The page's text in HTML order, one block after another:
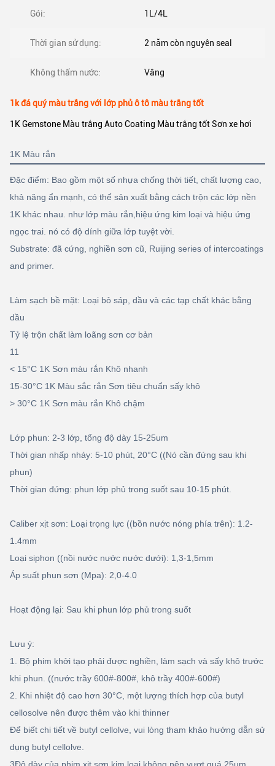
Gói: 1L/4L
Thời gian sử dụng: 2 năm còn nguyên seal
Không thấm nước: Vâng
1k đá quý màu trắng với lớp phủ ô tô màu trắng tốt
1K Gemstone Màu trắng Auto Coating Màu trắng tốt Sơn xe hơi
1K Màu rắn
Đặc điểm: Bao gồm một số nhựa chống thời tiết, chất lượng cao,
khả năng ẩn mạnh, có thể sản xuất bằng cách trộn các lớp nền
1K khác nhau. như lớp màu rắn,hiệu ứng kim loại và hiệu ứng
ngọc trai. nó có độ dính giữa lớp tuyệt vời.
Substrate: đã cứng, nghiền sơn cũ, Ruijing series of intercoatings
and primer.
Làm sạch bề mặt: Loại bỏ sáp, dầu và các tạp chất khác bằng
dầu
Tỷ lệ trộn chất làm loãng sơn cơ bản
11
< 15°C 1K Sơn màu rắn Khô nhanh
15-30°C 1K Màu sắc rắn Sơn tiêu chuẩn sấy khô
> 30°C 1K Sơn màu rắn Khô chậm
Lớp phun: 2-3 lớp, tổng độ dày 15-25um
Thời gian nhấp nháy: 5-10 phút, 20°C ((Nó cần đứng sau khi
phun)
Thời gian đứng: phun lớp phủ trong suốt sau 10-15 phút.
Caliber xịt sơn: Loại trọng lực ((bồn nước nóng phía trên): 1.2-
1.4mm
Loại siphon ((nồi nước nước nước dưới): 1,3-1,5mm
Áp suất phun sơn (Mpa): 2,0-4.0
Hoạt động lại: Sau khi phun lớp phủ trong suốt
Lưu ý:
1. Bộ phim khởi tạo phải được nghiền, làm sạch và sấy khô trước
khi phun. ((nước trầy 600#-800#, khô trầy 400#-600#)
2. Khi nhiệt độ cao hơn 30°C, một lượng thích hợp của butyl
cellosolve nên được thêm vào khi thinner
Để biết chi tiết về butyl cellolve, vui lòng tham khảo hướng dẫn sử
dụng butyl cellolve.